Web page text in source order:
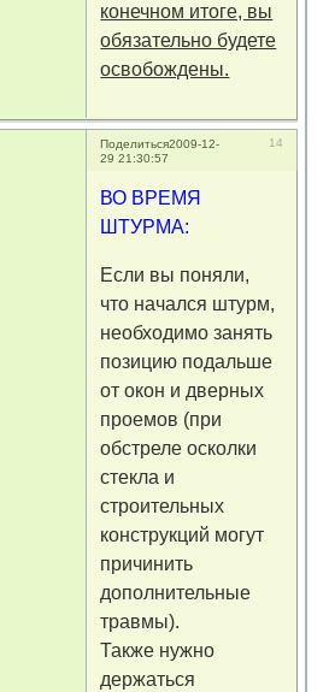
конечном итоге, вы
обязательно будете
освобождены.
Поделиться 14
2009-12-
29 21:30:57
ВО ВРЕМЯ
ШТУРМА:
Если вы поняли,
что начался штурм,
необходимо занять
позицию подальше
от окон и дверных
проемов (при
обстреле осколки
стекла и
строительных
конструкций могут
причинить
дополнительные
травмы).
Также нужно
держаться